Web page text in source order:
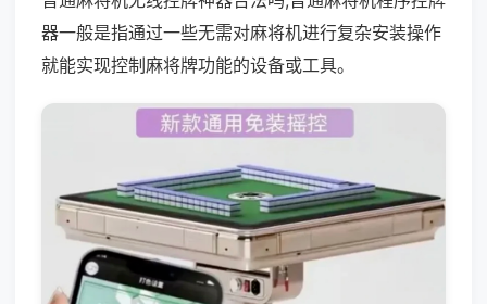
器一般是指通过一些无需对麻将机进行复杂安装操作
就能实现控制麻将牌功能的设备或工具。